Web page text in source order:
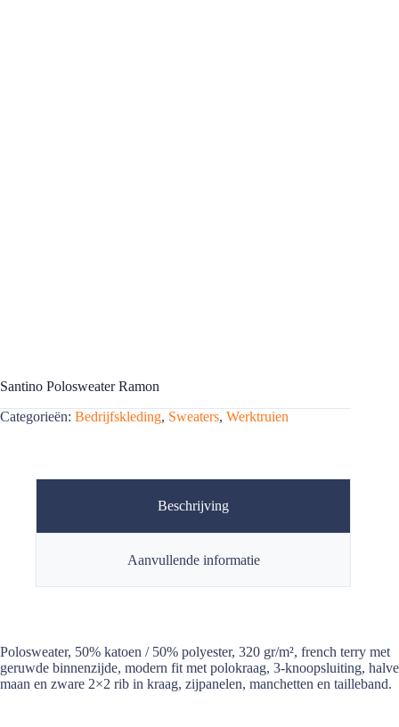
Santino Polosweater Ramon
Categorieën: Bedrijfskleding, Sweaters, Werktruien
Beschrijving
Aanvullende informatie
Polosweater, 50% katoen / 50% polyester, 320 gr/m², french terry met
geruwde binnenzijde, modern fit met polokraag, 3-knoopsluiting, halve
maan en zware 2×2 rib in kraag, zijpanelen, manchetten en tailleband.